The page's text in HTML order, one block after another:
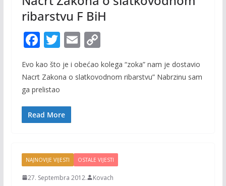
ribarstvu F BiH
F
ac
e
b
o
o
T
itt
E
m
ai
C
o
p
Evo kao što je i obećao kolega “zoka” nam je dostavio
Nacrt Zakona o slatkovodnom ribarstvu” Nabrzinu sam
ga prelistao
Read More
NAJNOVIJE VIJESTI OSTALE VIJESTI
27. Septembra 2012. Kovach